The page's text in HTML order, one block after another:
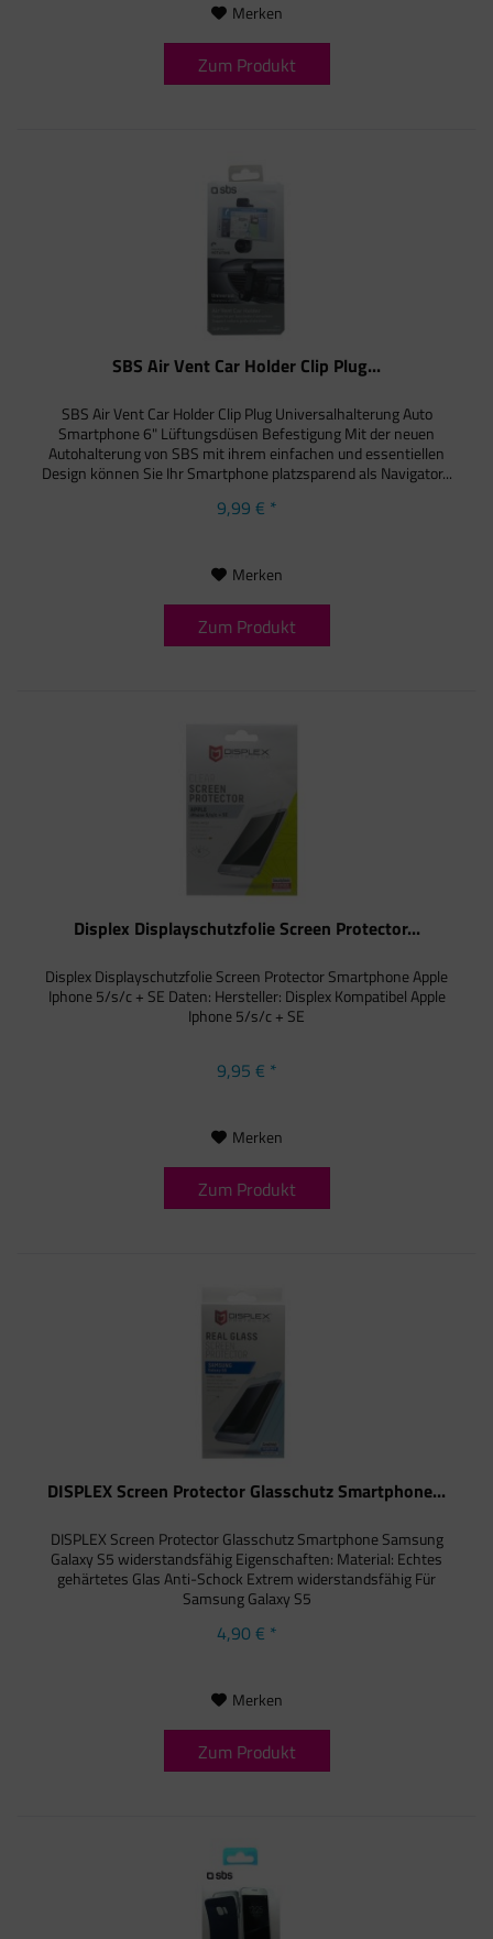
Merken
Zum Produkt
SBS Air Vent Car Holder Clip Plug...
SBS Air Vent Car Holder Clip Plug Universalhalterung Auto
Smartphone 6" Lüftungsdüsen Befestigung Mit der neuen
Autohalterung von SBS mit ihrem einfachen und essentiellen
Design können Sie Ihr Smartphone platzsparend als Navigator...
9,99 € *
Merken
Zum Produkt
Displex Displayschutzfolie Screen Protector...
Displex Displayschutzfolie Screen Protector Smartphone Apple
Iphone 5/s/c + SE Daten: Hersteller: Displex Kompatibel Apple
Iphone 5/s/c + SE
9,95 € *
Merken
Zum Produkt
DISPLEX Screen Protector Glasschutz Smartphone...
DISPLEX Screen Protector Glasschutz Smartphone Samsung
Galaxy S5 widerstandsfähig Eigenschaften: Material: Echtes
gehärtetes Glas Anti-Schock Extrem widerstandsfähig Für
Samsung Galaxy S5
4,90 € *
Merken
Zum Produkt